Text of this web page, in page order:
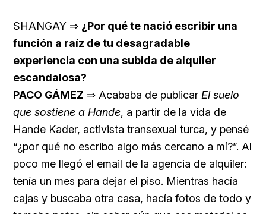
SHANGAY ⇒ ¿Por qué te nació escribir una
función a raíz de tu desagradable
experiencia con una subida de alquiler
escandalosa?
PACO GÁMEZ ⇒ Acababa de publicar El suelo
que sostiene a Hande, a partir de la vida de
Hande Kader, activista transexual turca, y pensé
“¿por qué no escribo algo más cercano a mí?”. Al
poco me llegó el email de la agencia de alquiler:
tenía un mes para dejar el piso. Mientras hacía
cajas y buscaba otra casa, hacía fotos de todo y